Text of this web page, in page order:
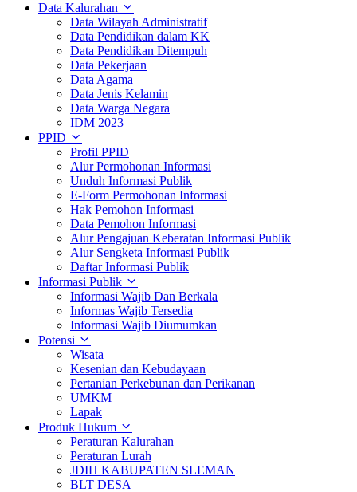
Data Kalurahan
Data Wilayah Administratif
Data Pendidikan dalam KK
Data Pendidikan Ditempuh
Data Pekerjaan
Data Agama
Data Jenis Kelamin
Data Warga Negara
IDM 2023
PPID
Profil PPID
Alur Permohonan Informasi
Unduh Informasi Publik
E-Form Permohonan Informasi
Hak Pemohon Informasi
Data Pemohon Informasi
Alur Pengajuan Keberatan Informasi Publik
Alur Sengketa Informasi Publik
Daftar Informasi Publik
Informasi Publik
Informasi Wajib Dan Berkala
Informas Wajib Tersedia
Informasi Wajib Diumumkan
Potensi
Wisata
Kesenian dan Kebudayaan
Pertanian Perkebunan dan Perikanan
UMKM
Lapak
Produk Hukum
Peraturan Kalurahan
Peraturan Lurah
JDIH KABUPATEN SLEMAN
BLT DESA